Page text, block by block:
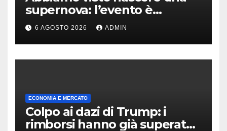
supernova: l’evento è
rarissimo
6 AGOSTO 2026 ADMIN
ECONOMIA E MERCATO
Colpo ai dazi di Trump: i
rimborsi hanno già superato i